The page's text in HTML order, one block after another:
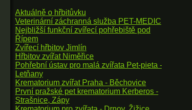
Aktuálně o hřbitůvku
Veterinární záchranná služba PET-MEDIC
Nejbližší funkční zvířecí pohřebiště pod
Řípem
Zvířecí hřbitov Jimlín
Hřbitov zvířat Niměřice
Pohřební ústav pro malá zvířata Pet-pieta -
Letňany
Krematorium zvířat Praha - Běchovice
První pražské pet krematorium Kerberos -
Strašnice, Zápy